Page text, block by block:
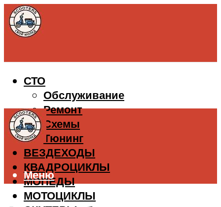
СТО
Обслуживание
Ремонт
Схемы
Тюнинг
ВЕЗДЕХОДЫ
КВАДРОЦИКЛЫ
МОПЕДЫ
МОТОЦИКЛЫ
Меню